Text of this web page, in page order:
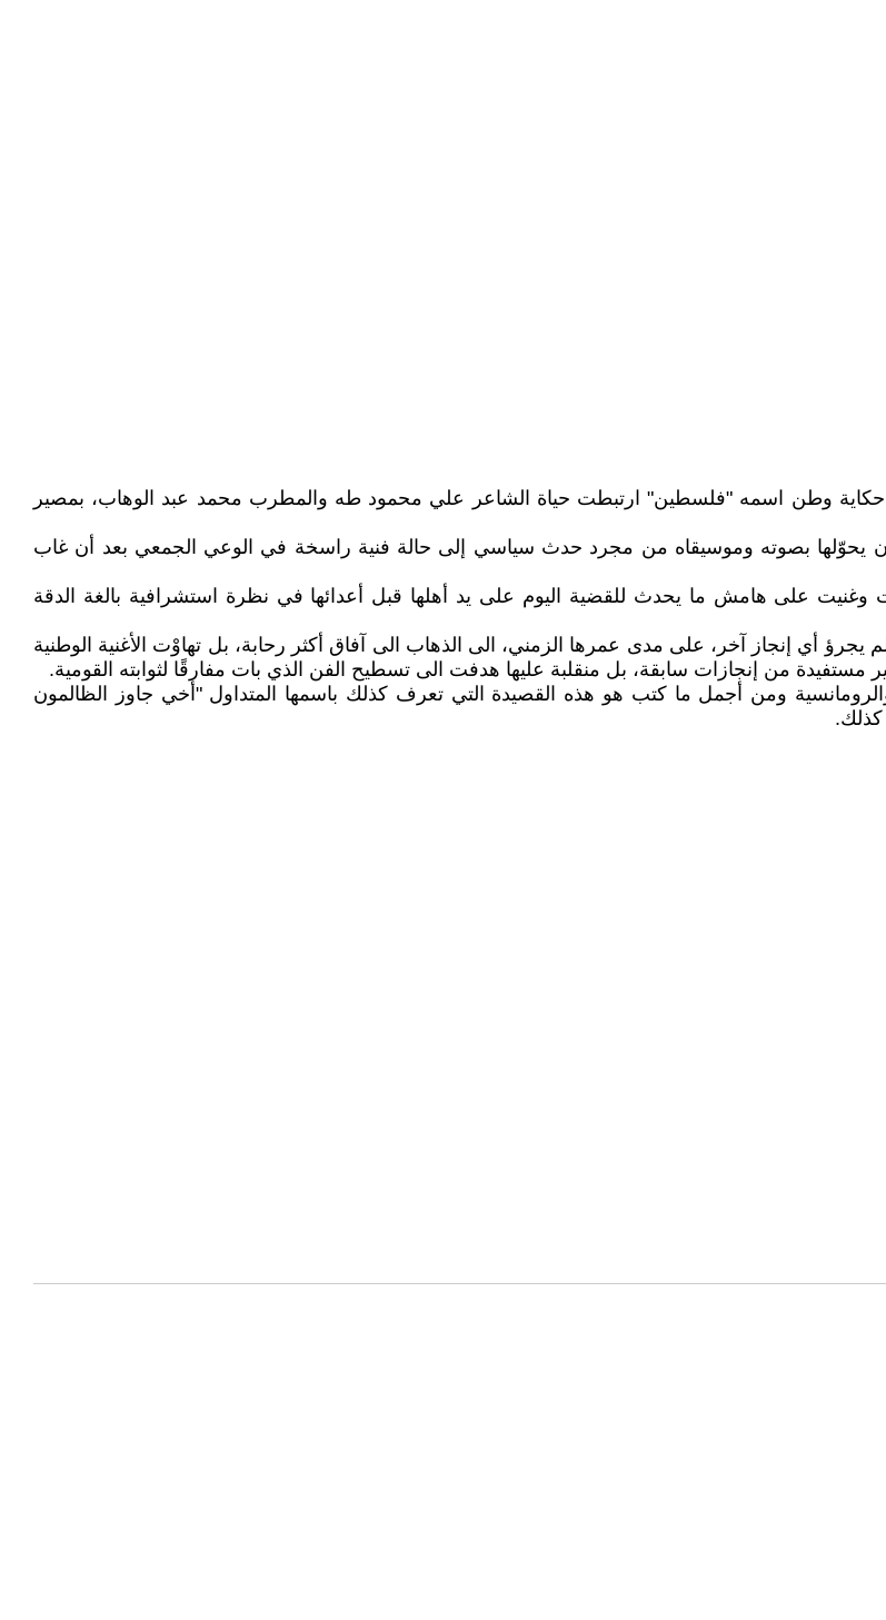
حكاية وطن اسمه "فلسطين" ارتبطت حياة الشاعر علي محمود طه والمطرب محمد عبد الوهاب، بمصير
أن يحوّلها بصوته وموسيقاه من مجرد حدث سياسي إلى حالة فنية راسخة في الوعي الجمعي بعد أن غاب
وغنيت على هامش ما يحدث للقضية اليوم على يد أهلها قبل أعدائها في نظرة استشرافية بالغة الدقة
يجرؤ أي إنجاز آخر، على مدى عمرها الزمني، الى الذهاب الى آفاق أكثر رحابة، بل تهاوْت الأغنية الوطنية
مستفيدة من إنجازات سابقة، بل منقلبة عليها هدفت الى تسطيح الفن الذي بات مفارقًا لثوابته القومية.
ومن أجمل ما كتب هو هذه القصيدة التي تعرف كذلك باسمها المتداول "أخي جاوز الظالمون
كذلك.